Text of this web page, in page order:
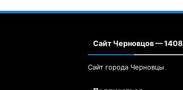
Сайт Черновцов — 1408
Сайт города Черновцы